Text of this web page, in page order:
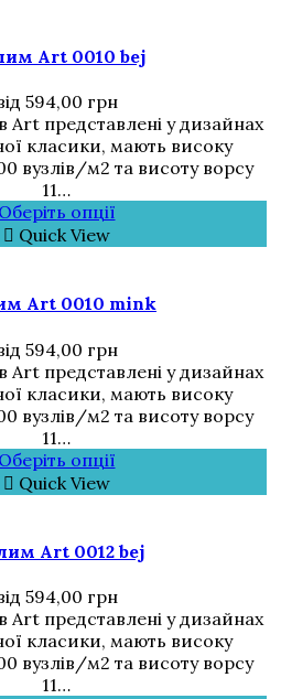
Art 0010 bej
594,00 грн
Art представлені у дизайнах
класики, мають високу
вузлів/м2 та висоту ворсу
11…
Оберіть опції
Quick View
Art 0010 mink
594,00 грн
Art представлені у дизайнах
класики, мають високу
вузлів/м2 та висоту ворсу
11…
Оберіть опції
Quick View
Art 0012 bej
594,00 грн
Art представлені у дизайнах
класики, мають високу
вузлів/м2 та висоту ворсу
11…